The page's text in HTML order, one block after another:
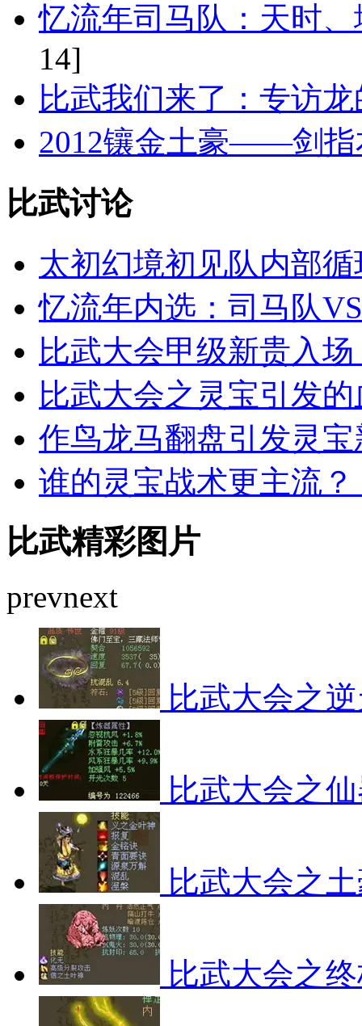
忆流年司马队：天时
14]
比武我们来了：专访
2012镶金土豪——剑指
比武讨论
太初幻境初见队内部
忆流年内选：司马队
比武大会甲级新贵入
比武大会之灵宝引发
作鸟龙马翻盘引发灵
谁的灵宝战术更主流？
比武精彩图片
prevnext
比武大会之
比武大会之
比武大会之
比武大会之